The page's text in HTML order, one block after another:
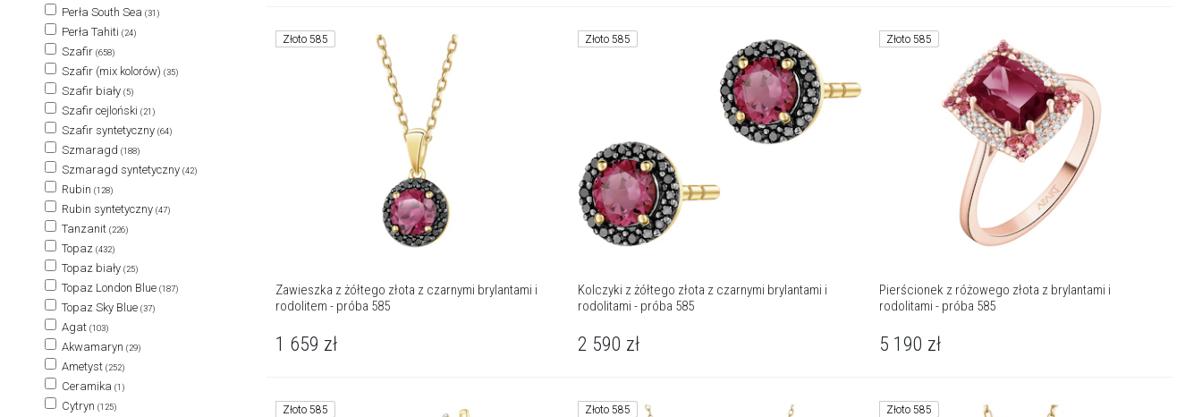
Perła South Sea (31)
Perła Tahiti (24)
Szafir (658)
Szafir (mix kolorów) (35)
Szafir biały (5)
Szafir cejloński (21)
Szafir syntetyczny (64)
Szmaragd (188)
Szmaragd syntetyczny (42)
Rubin (128)
Rubin syntetyczny (47)
Tanzanit (226)
Topaz (432)
Topaz biały (25)
Topaz London Blue (187)
Topaz Sky Blue (37)
Agat (103)
Akwamaryn (29)
Ametyst (252)
Ceramika (1)
Cytryn (125)
Złoto 585
Zawieszka z żółtego złota z czarnymi brylantami i
rodolitem - próba 585
1 659 zł
Złoto 585
Kolczyki z żółtego złota z czarnymi brylantami i
rodolitami - próba 585
2 590 zł
Złoto 585
Pierścionek z różowego złota z brylantami i
rodolitami - próba 585
5 190 zł
Złoto 585 Złoto 585 Złoto 585